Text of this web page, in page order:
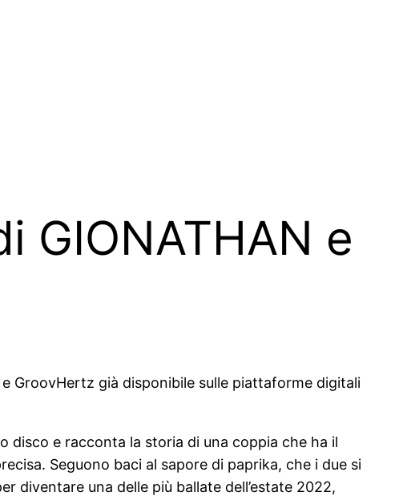
GIONATHAN e
GroovHertz già disponibile sulle piattaforme digitali
disco e racconta la storia di una coppia che ha il
Seguono baci al sapore di paprika, che i due si
diventare una delle più ballate dell’estate 2022,